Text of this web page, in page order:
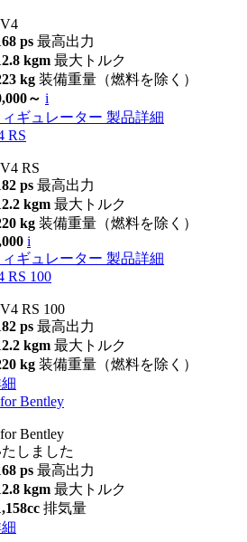
ps 最高出力
kgm 最大トルク
kg 装備重量（燃料を除く）
～ i
ギュレーター 製品詳細
RS
RS
ps 最高出力
kgm 最大トルク
kg 装備重量（燃料を除く）
i
ギュレーター 製品詳細
RS 100
RS 100
ps 最高出力
kgm 最大トルク
kg 装備重量（燃料を除く）
Bentley
Bentley
しました
ps 最高出力
kgm 最大トルク
排気量